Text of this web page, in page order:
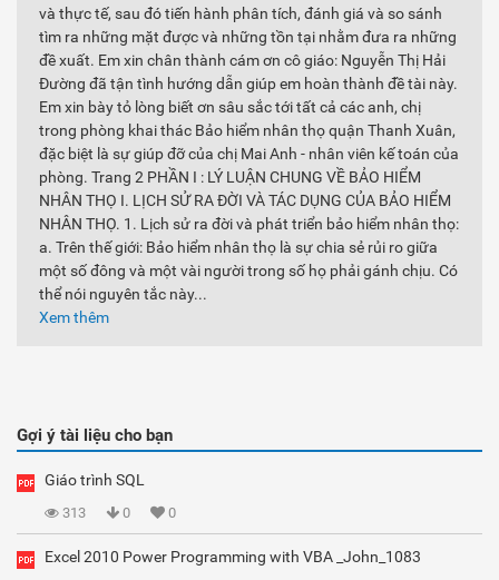
và thực tế, sau đó tiến hành phân tích, đánh giá và so sánh
tìm ra những mặt được và những tồn tại nhằm đưa ra những
đề xuất. Em xin chân thành cám ơn cô giáo: Nguyễn Thị Hải
Đường đã tận tình hướng dẫn giúp em hoàn thành đề tài này.
Em xin bày tỏ lòng biết ơn sâu sắc tới tất cả các anh, chị
trong phòng khai thác Bảo hiểm nhân thọ quận Thanh Xuân,
đặc biệt là sự giúp đỡ của chị Mai Anh - nhân viên kế toán của
phòng. Trang 2 PHẦN Ι : LÝ LUẬN CHUNG VỀ BẢO HIỂM
NHÂN THỌ Ι. LỊCH SỬ RA ĐỜI VÀ TÁC DỤNG CỦA BẢO HIỂM
NHÂN THỌ. 1. Lịch sử ra đời và phát triển bảo hiểm nhân thọ:
a. Trên thế giới: Bảo hiểm nhân thọ là sự chia sẻ rủi ro giữa
một số đông và một vài người trong số họ phải gánh chịu. Có
thể nói nguyên tắc này...
Xem thêm
Gợi ý tài liệu cho bạn
Giáo trình SQL
313 0 0
Excel 2010 Power Programming with VBA _John_1083